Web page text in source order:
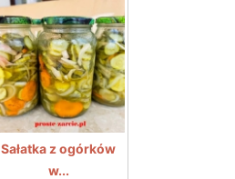
Sałatka z ogórków
w...